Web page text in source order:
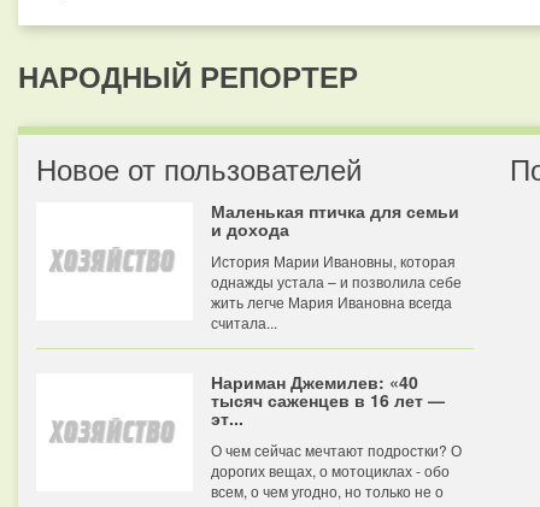
НАРОДНЫЙ РЕПОРТЕР
Новое от пользователей
Маленькая птичка для семьи
и дохода
История Марии Ивановны, которая
однажды устала – и позволила себе
жить легче Мария Ивановна всегда
считала...
Нариман Джемилев: «40
тысяч саженцев в 16 лет —
эт...
О чем сейчас мечтают подростки? О
дорогих вещах, о мотоциклах - обо
всем, о чем угодно, но только не о